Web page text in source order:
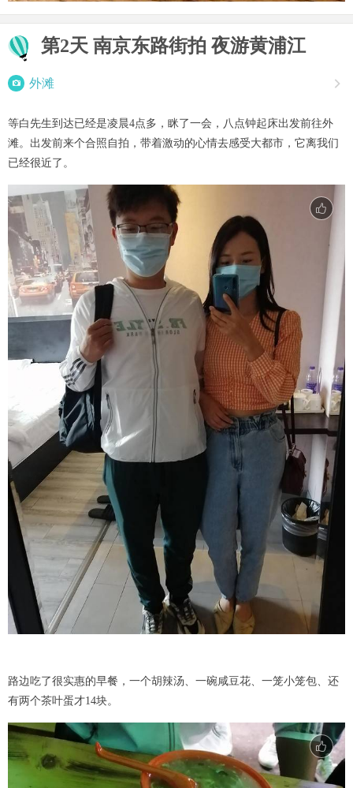
第2天 南京东路街拍 夜游黄浦江
 外滩 
等白先生到达已经是凌晨4点多，眯了一会，八点钟起床出发前往外
滩。出发前来个合照自拍，带着激动的心情去感受大都市，它离我们
已经很近了。
路边吃了很实惠的早餐，一个胡辣汤、一碗咸豆花、一笼小笼包、还
有两个茶叶蛋才14块。